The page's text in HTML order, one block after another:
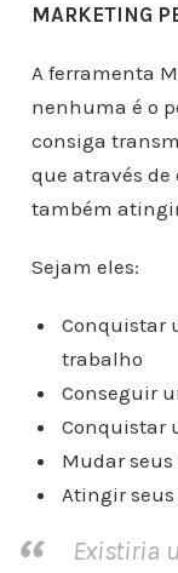
MARKETING
A ferramenta
nenhuma é o
consiga
que através
também
Sejam eles:
Conquistar
trabalho
Conseguir
Conquistar
Mudar
Atingir
Existiria